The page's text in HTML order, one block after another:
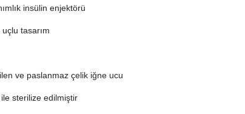
insülin enjektörü
tasarım
ve paslanmaz çelik iğne ucu
sterilize edilmiştir